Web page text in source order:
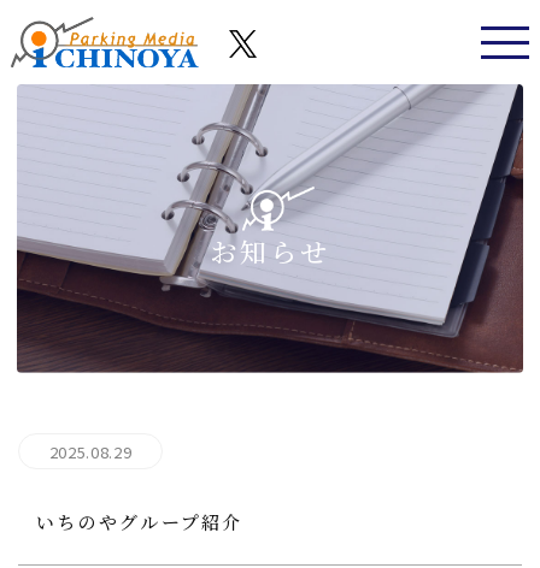
お知らせ
2025.08.29
いちのやグループ紹介